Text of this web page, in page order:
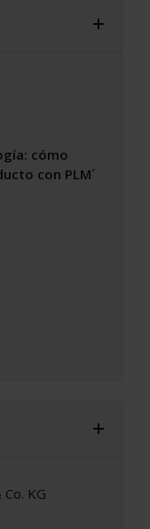
cómo
con PLM´
KG